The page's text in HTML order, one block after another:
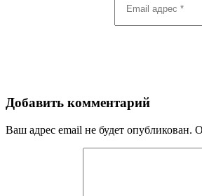
адрес
*
Добавить комментарий
Ваш адрес email не будет опубликован.